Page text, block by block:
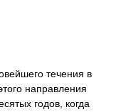
течения в
направления
годов, когда